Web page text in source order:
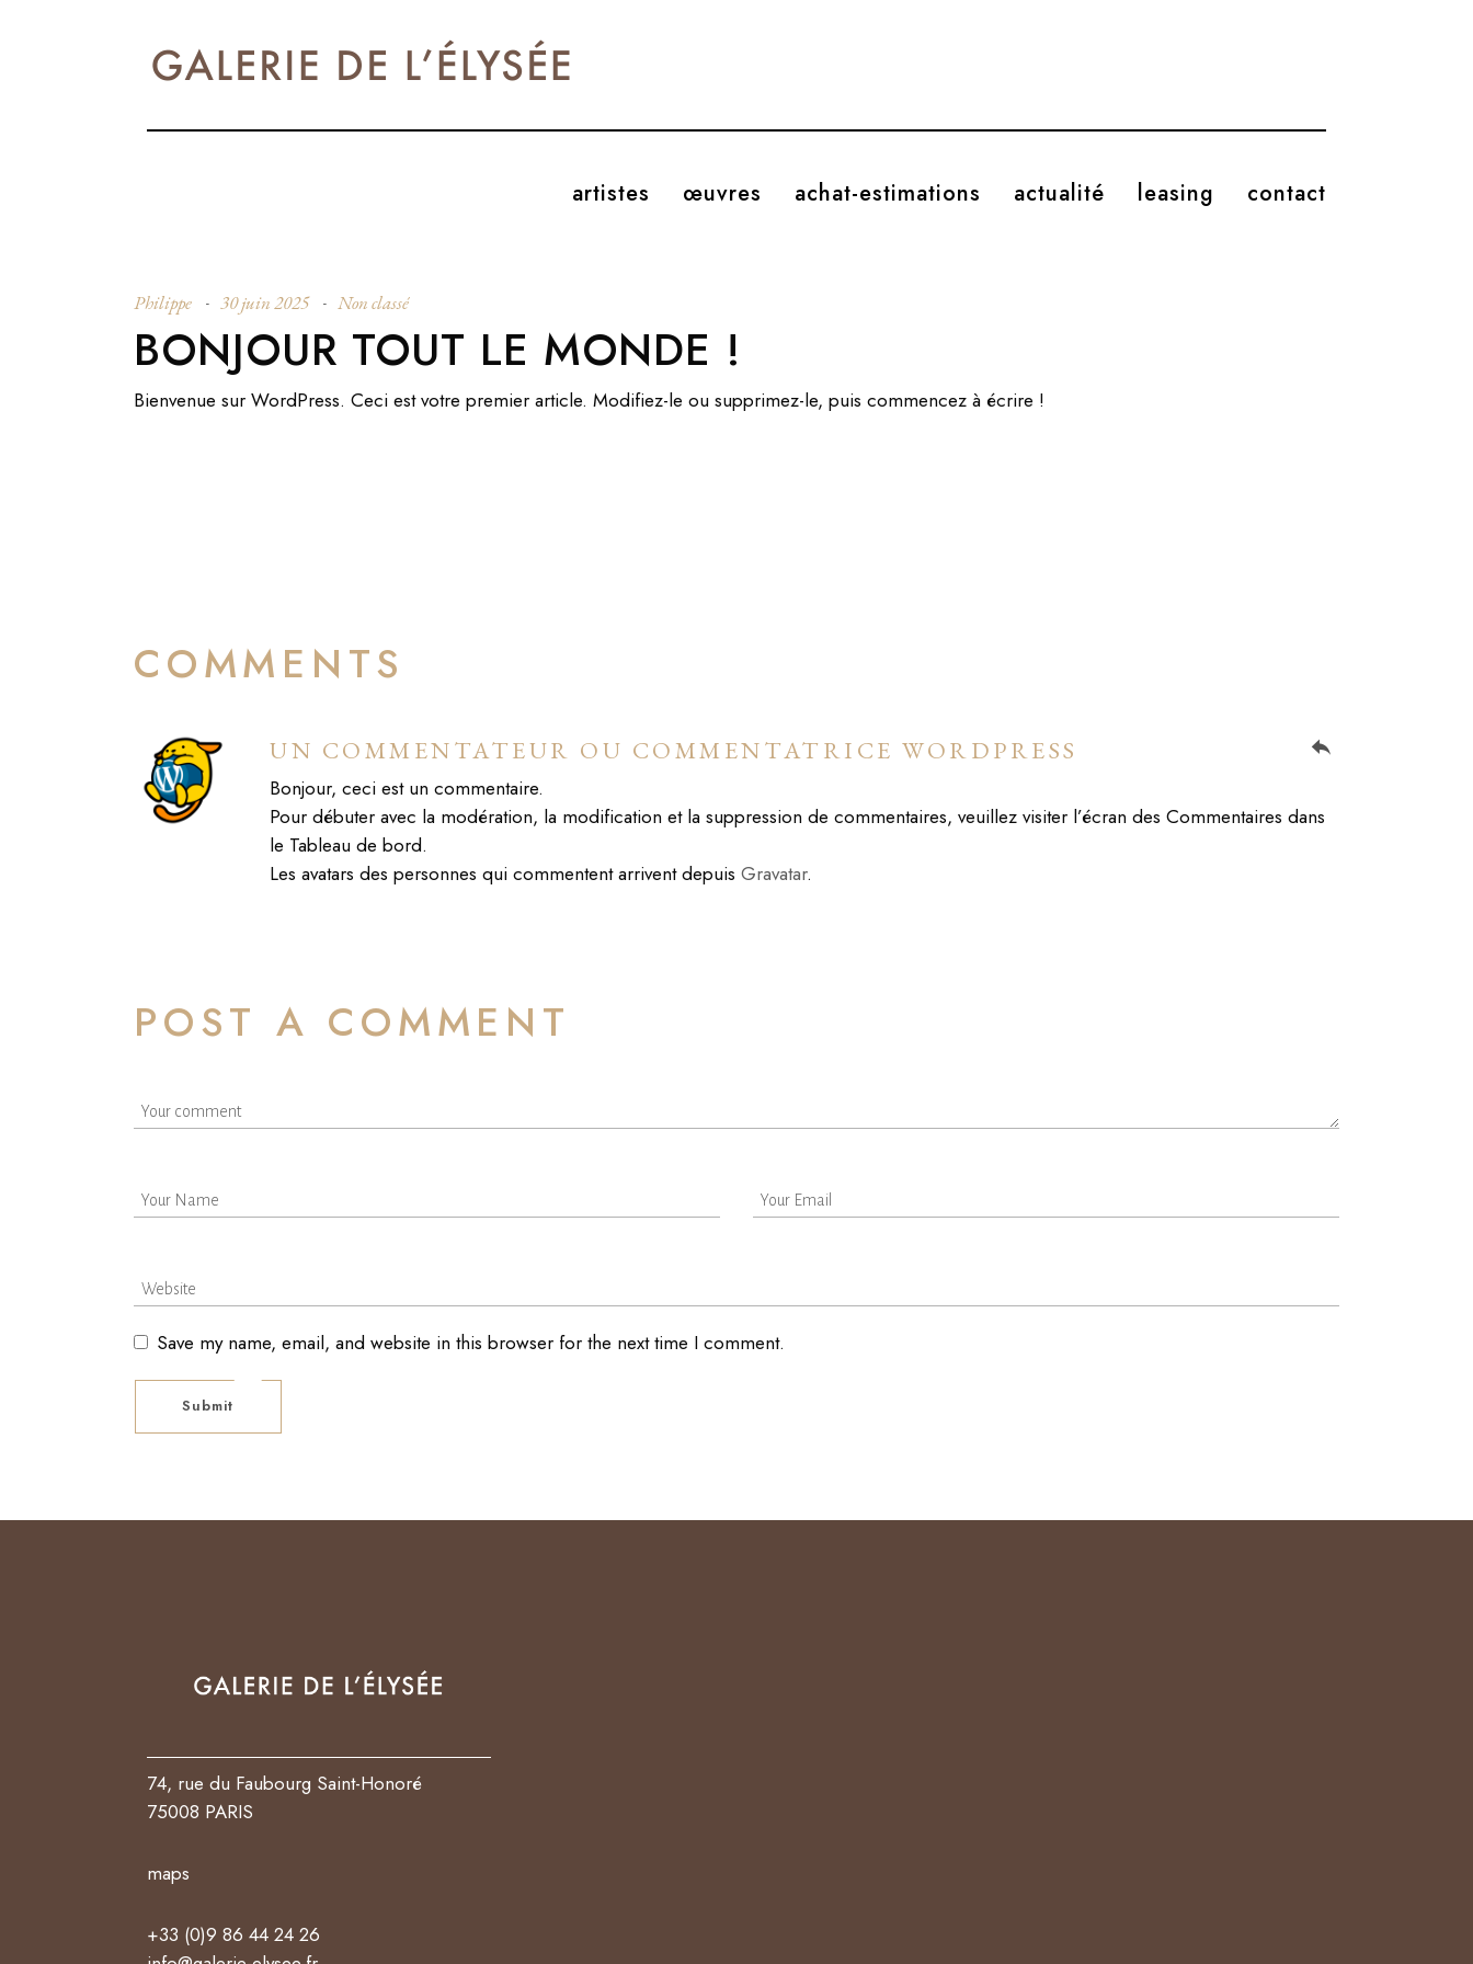
artistes œuvres achat-estimations actualité leasing contact
Philippe 30 juin 2025 Non classé
BONJOUR TOUT LE MONDE !
Bienvenue sur WordPress. Ceci est votre premier article. Modifiez-le ou supprimez-le, puis commencez à écrire !
COMMENTS
reply
UN COMMENTATEUR OU COMMENTATRICE WORDPRESS
Bonjour, ceci est un commentaire.
Pour débuter avec la modération, la modification et la suppression de commentaires, veuillez visiter l’écran des Commentaires dans
le Tableau de bord.
Les avatars des personnes qui commentent arrivent depuis Gravatar.
POST A COMMENT
Save my name, email, and website in this browser for the next time I comment.
Submit
74, rue du Faubourg Saint-Honoré
75008 PARIS
maps
+33 (0)9 86 44 24 26